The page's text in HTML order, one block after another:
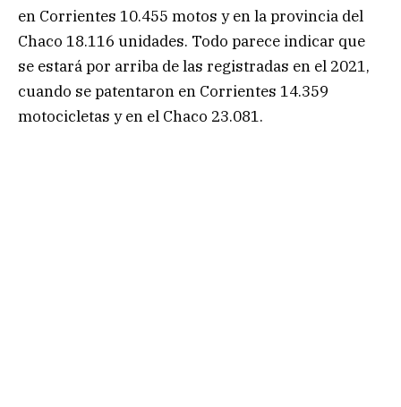
en Corrientes 10.455 motos y en la provincia del
Chaco 18.116 unidades. Todo parece indicar que
se estará por arriba de las registradas en el 2021,
cuando se patentaron en Corrientes 14.359
motocicletas y en el Chaco 23.081.